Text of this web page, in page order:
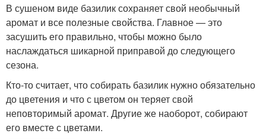
В сушеном виде базилик сохраняет свой необычный
аромат и все полезные свойства. Главное — это
засушить его правильно, чтобы можно было
наслаждаться шикарной приправой до следующего
сезона.
Кто-то считает, что собирать базилик нужно обязательно
до цветения и что с цветом он теряет свой
неповторимый аромат. Другие же наоборот, собирают
его вместе с цветами.